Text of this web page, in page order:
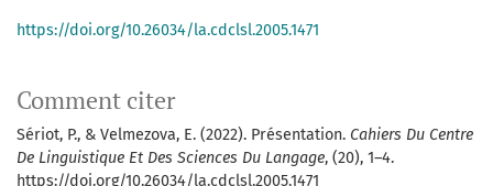
Comment citer
Sériot, P., & Velmezova, E. (2022). Présentation. Cahiers Du Centre
De Linguistique Et Des Sciences Du Langage, (20), 1–4.
https://doi.org/10.26034/la.cdclsl.2005.1471
https://doi.org/10.26034/la.cdclsl.2005.1471